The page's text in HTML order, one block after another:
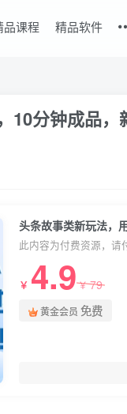
品课程 精品软件
10分钟成品
此内容为付费资源，请
￥ 4.9￥79
黄金会员 免费